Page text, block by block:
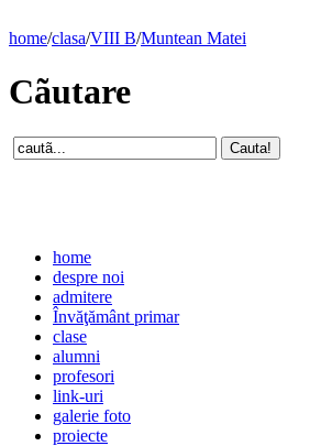
home/clasa/VIII B/Muntean Matei
Cãutare
home
despre noi
admitere
Învăţământ primar
clase
alumni
profesori
link-uri
galerie foto
proiecte